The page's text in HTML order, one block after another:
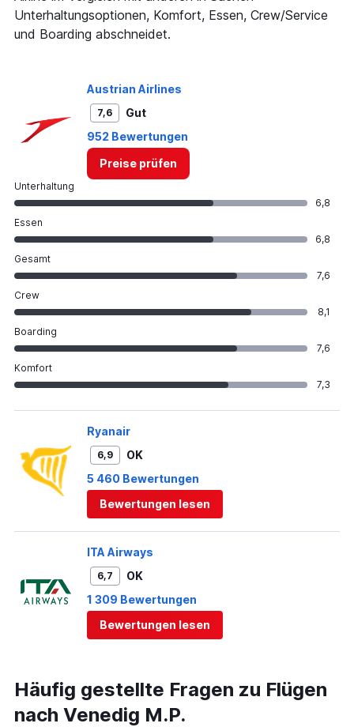
Y
axis
displaying
240.
Unterhaltungsoptionen, Komfort, Essen, Crew/Service
und Boarding abschneidet.
Austrian Airlines
7,6
Gut
952 Bewertungen
Preise prüfen
Unterhaltung
6,8
Essen
6,8
Gesamt
7,6
Crew
8,1
Boarding
7,6
Komfort
7,3
Ryanair
6,9
OK
5 460 Bewertungen
Bewertungen lesen
ITA Airways
6,7
OK
1 309 Bewertungen
Bewertungen lesen
Häufig gestellte Fragen zu Flügen
nach Venedig M.P.